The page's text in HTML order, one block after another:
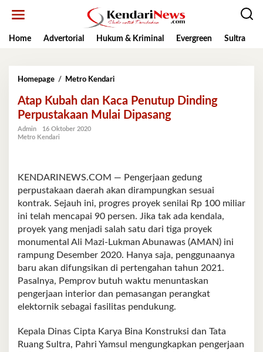
Home
Advertorial Hukum & Kriminal Evergreen Sultra
Homepage / Metro KendariAtap
dan
Kaca
Penutup
Atap Kubah dan Kaca Penutup Dinding
Perpustakaan Mulai Dipasang
Admin
16 Oktober 2020
Metro Kendari
KENDARINEWS.COM — Pengerjaan gedung
perpustakaan daerah akan dirampungkan sesuai
kontrak. Sejauh ini, progres proyek senilai Rp 100 miliar
ini telah mencapai 90 persen. Jika tak ada kendala,
proyek yang menjadi salah satu dari tiga proyek
monumental Ali Mazi-Lukman Abunawas (AMAN) ini
rampung Desember 2020. Hanya saja, penggunaanya
baru akan difungsikan di pertengahan tahun 2021.
Pasalnya, Pemprov butuh waktu menuntaskan
pengerjaan interior dan pemasangan perangkat
elektornik sebagai fasilitas pendukung.
Kepala Dinas Cipta Karya Bina Konstruksi dan Tata
Ruang Sultra, Pahri Yamsul mengungkapkan pengerjaan